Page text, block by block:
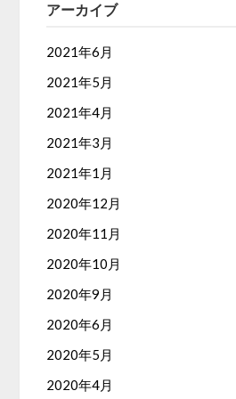
アーカイブ
2021年6月
2021年5月
2021年4月
2021年3月
2021年1月
2020年12月
2020年11月
2020年10月
2020年9月
2020年6月
2020年5月
2020年4月